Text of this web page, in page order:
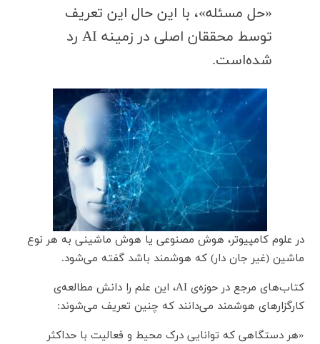
«حل مسئله»، با این حال این تعریف
توسط محققان اصلی در زمینه AI رد
شده‌است.
در علوم کامپیوتر، هوش مصنوعی یا هوش ماشینی به هر نوع
ماشین (غیر جان دار) که هوشمند باشد گفته می‌شود.
کتاب‌های مرجع در حوزه‌ی AI، این علم را دانش مطالعه‌ی
کارگزارهای هوشمند می‌دانند که چنین تعریف می‌شوند:
«هر دستگاهی که توانایی درک محیط و فعالیت با حداکثر